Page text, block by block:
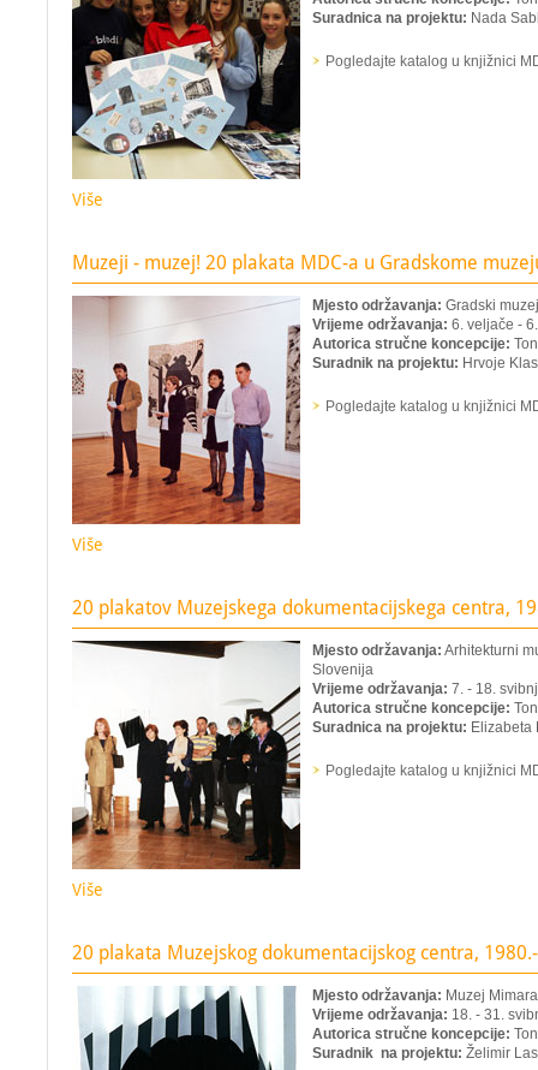
Suradnica na projektu: Nada
Pogledajte katalog u knjižnici
Više
Muzeji - muzej! 20 plakata MDC-a u Gradskome
Mjesto održavanja: Gradski
Vrijeme održavanja: 6. veljače -
Autorica stručne koncepcije:
Suradnik na projektu: Hrvoje
Pogledajte katalog u knjižnici
Više
20 plakatov Muzejskega dokumentacijskega centra,
Mjesto održavanja: Arhitekturni
Slovenija
Vrijeme održavanja: 7. - 18.
Autorica stručne koncepcije:
Suradnica na projektu: Elizabeta
Pogledajte katalog u knjižnici
Više
20 plakata Muzejskog dokumentacijskog centra,
Mjesto održavanja: Muzej
Vrijeme održavanja: 18. - 31.
Autorica stručne koncepcije:
Suradnik na projektu: Želimir